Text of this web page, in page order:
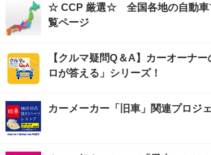
☆ CCP 厳選☆ 全国各地の自動車
覧ページ
【クルマ疑問Q＆A】カーオーナ
ロが答える」シリーズ！
カーメーカー「旧車」関連プロジ